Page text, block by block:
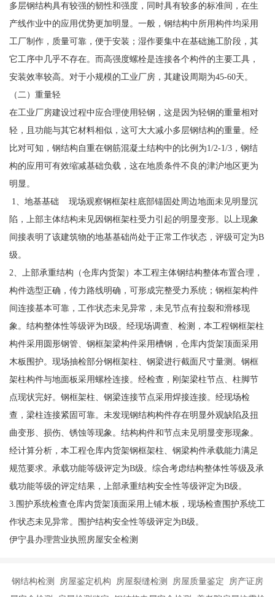
多层钢结构具有较强的韧性和强度，同时具有较多的标准间，在生
产线作业中的应用优势更加明显。一般，钢结构中所用构件均采用
工厂制作，质量可靠，便于安装；湿作要集中在基础施工阶段，其
它工序中几乎不存在。而高强度螺栓是连接各个构件的主要工具，
安装效率较高。对于小规模的工业厂房，其建设周期为45-60天。
（二）重量轻
在工业厂房建设过程中应合理使用轻钢，这是因为轻钢的重量相对
轻，且功能与其它材料相似，这可大大减小多层钢结构的重量。经
比对可知，钢结构自重在钢筋混凝土结构中的比例为1/2-1/3，钢结
构的应用可有效缩减基础负载，这在地质条件不良的津沪地区更为
明显。
1、地基基础 现场观察钢框架柱底部锚固处周边地面未见明显沉
陷，上部主体结构未见因钢框架柱受力引起的明显变形。以上现象
间接表明了该建筑物的地基基础尚处于正常工作状态，评级可定为B
级。
2、上部承重结构（仓库内货架）本工程主体钢结构整体布置合理，
构件选型正确，传力路线明确，可形成完整受力系统；钢框架构件
间连接基本可靠，工作状态未见异常，未见节点有拉裂和滑移现
象。结构整体性等级评为B级。经现场调查、检测，本工程钢框架柱
构件采用圆形钢管、钢框架梁构件采用槽钢，仓库内货架顶面采用
木板围护。现场抽检部分钢框架柱、钢梁进行截面尺寸量测。钢框
架柱构件与地面板采用螺栓连接。经检查，刚架梁柱节点、柱脚节
点现状完好。钢框架柱、钢梁连接节点采用焊接连接。经现场检
查，梁柱连接紧固可靠。未发现钢结构构件存在明显外观缺陷及扭
曲变形、损伤、锈蚀等现象。结构构件和节点未见明显变形现象。
经计算分析，本工程仓库内货架钢框架柱、钢梁构件承载能力满足
规范要求。承载功能等级评定为B级。综合考虑结构整体性等级及承
载功能等级的评定结果，上部承重结构安全性等级评定为B级。
3.围护系统检查仓库内货架顶面采用上铺木板，现场检查围护系统工
作状态未见异常。围护结构安全性等级评定为B级。
伊宁县办理营业执照房屋安全检测
钢结构检测 房屋鉴定机构 房屋裂缝检测 房屋质量鉴定 房产证房